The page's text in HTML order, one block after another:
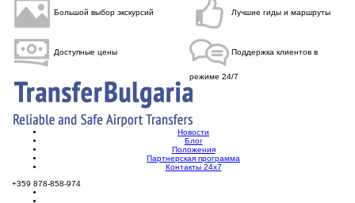
Большой выбор экскурсий Лучшие гиды и маршруты
Доступные цены Поддержка клиентов в
режиме 24/7
Новости
Блог
Положения
Партнерская программа
Контакты 24х7
+359 878-858-974